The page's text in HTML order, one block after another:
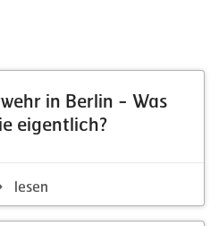
in Berlin - Was
eigentlich?
lesen